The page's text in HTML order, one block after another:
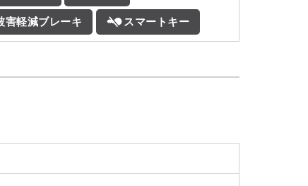
害軽減ブレーキ スマートキー